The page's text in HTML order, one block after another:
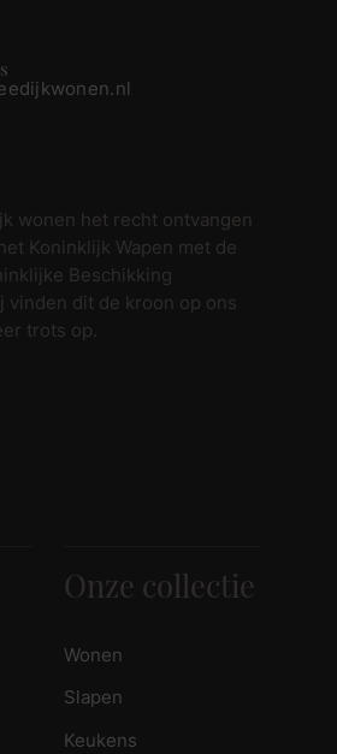
wonen het recht ontvangen
Koninklijk Wapen met de
Beschikking
vinden dit de kroon op ons
trots op.
Onze collectie
Wonen
Slapen
Keukens